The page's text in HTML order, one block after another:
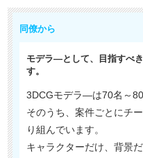
同僚から
モデラ―として、目指すべ
す。
3DCGモデラ―は70名～80
そのうち、案件ごとにチ
り組んでいます。
キャラクターだけ、背景